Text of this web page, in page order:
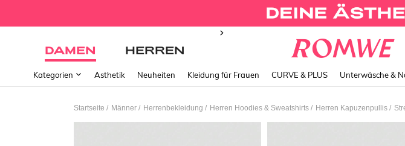
DAMEN HERREN
Kategorien Ästhetik Neuheiten Kleidung für Frauen CURVE & PLUS Unterwäsche &
Startseite / Männer / Herrenbekleidung / Herren Hoodies & Sweatshirts / Herren Kapuzenpullis /